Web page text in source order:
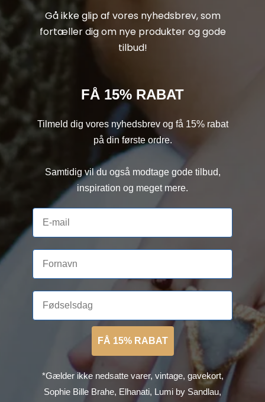
Gå ikke glip af vores nyhedsbrev, som
fortæller dig om nye produkter og gode
tilbud!
FÅ 15% RABAT
Tilmeld dig vores nyhedsbrev og få 15% rabat
på din første ordre.
Samtidig vil du også modtage gode tilbud,
inspiration og meget mere.
FÅ 15% RABAT
*Gælder ikke nedsatte varer, vintage, gavekort,
Sophie Bille Brahe, Elhanati, Lumi by Sandlau,